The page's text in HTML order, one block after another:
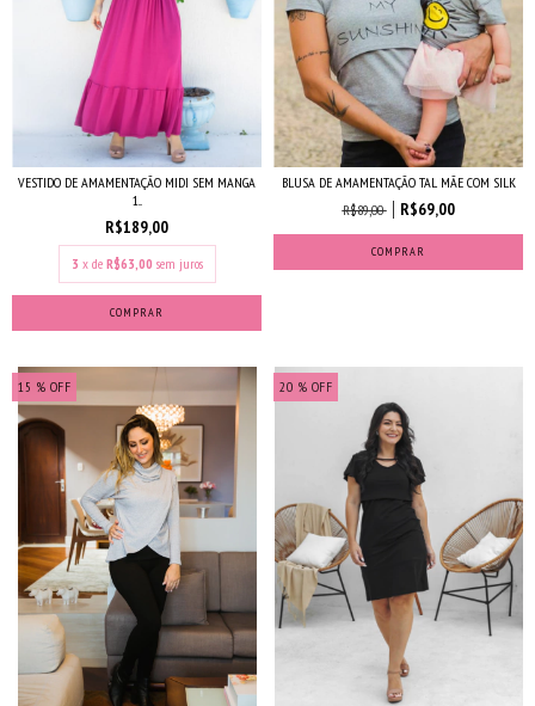
VESTIDO DE AMAMENTAÇÃO MIDI SEM MANGA
1...
R$189,00
3 x de R$63,00 sem juros
COMPRAR
BLUSA DE AMAMENTAÇÃO TAL MÃE COM SILK
R$89,00
R$69,00
COMPRAR
15 % OFF 20 % OFF